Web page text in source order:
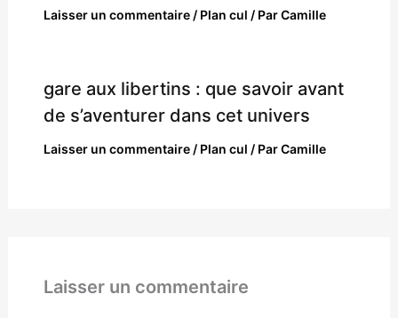
Laisser un commentaire / Plan cul / ParCamille
gare aux libertins : que savoir avant
de s’aventurer dans cet univers
Laisser un commentaire / Plan cul / ParCamille
Laisser un commentaire